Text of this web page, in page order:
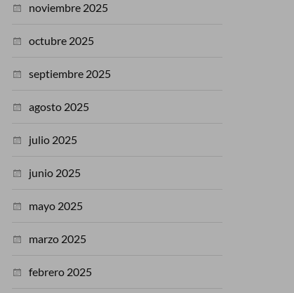
noviembre 2025
octubre 2025
septiembre 2025
agosto 2025
julio 2025
junio 2025
mayo 2025
marzo 2025
febrero 2025